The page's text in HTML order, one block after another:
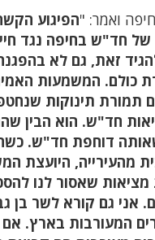
ואמר: "הפיגוע
חד"ש בחיפה נגד
זאת, גם לא
כולם. המשמעות
תמורת תינוקות
חד"ש. הוא הבין
דוחפת חד"ש.
מהעירייה, היועצת
שאסור לנו
אני גם קורא לשר בן
המעורבות בארץ.